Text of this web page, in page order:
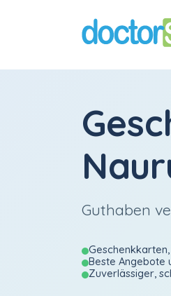
Guthaben
Beste Angebote
Zuverlässiger,